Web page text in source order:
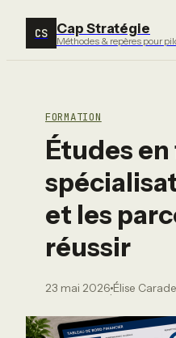
CS Cap Stratégie
Méthodes & repères pour
FORMATION
Études en
et les
réussir
23 mai 2026
·
Élise